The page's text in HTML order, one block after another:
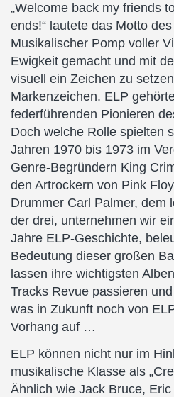
„Welcome back my friends
ends!“ lautete das Motto
Musikalischer Pomp voller
Ewigkeit gemacht und mit
visuell ein Zeichen zu
Markenzeichen. ELP
federführenden Pionieren
Doch welche Rolle spielten
Jahren 1970 bis 1973 im
Genre-Begründern King
den Artrockern von Pink
Drummer Carl Palmer, dem
der drei, unternehmen wir
Jahre ELP-Geschichte,
Bedeutung dieser großen
lassen ihre wichtigsten
Tracks Revue passieren
was in Zukunft noch von
Vorhang auf …
ELP können nicht nur im
musikalische Klasse als
Ähnlich wie Jack Bruce,